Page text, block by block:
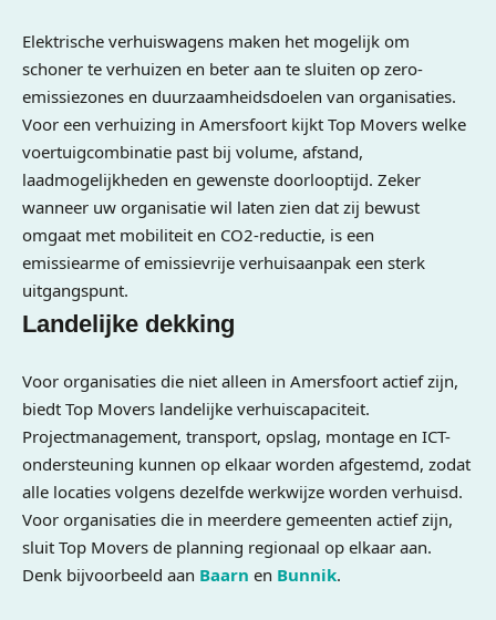
Elektrische verhuiswagens maken het mogelijk om
schoner te verhuizen en beter aan te sluiten op zero-
emissiezones en duurzaamheidsdoelen van organisaties.
Voor een verhuizing in Amersfoort kijkt Top Movers welke
voertuigcombinatie past bij volume, afstand,
laadmogelijkheden en gewenste doorlooptijd. Zeker
wanneer uw organisatie wil laten zien dat zij bewust
omgaat met mobiliteit en CO2-reductie, is een
emissiearme of emissievrije verhuisaanpak een sterk
uitgangspunt.
Landelijke dekking
Voor organisaties die niet alleen in Amersfoort actief zijn,
biedt Top Movers landelijke verhuiscapaciteit.
Projectmanagement, transport, opslag, montage en ICT-
ondersteuning kunnen op elkaar worden afgestemd, zodat
alle locaties volgens dezelfde werkwijze worden verhuisd.
Voor organisaties die in meerdere gemeenten actief zijn,
sluit Top Movers de planning regionaal op elkaar aan.
Denk bijvoorbeeld aan Baarn en Bunnik.